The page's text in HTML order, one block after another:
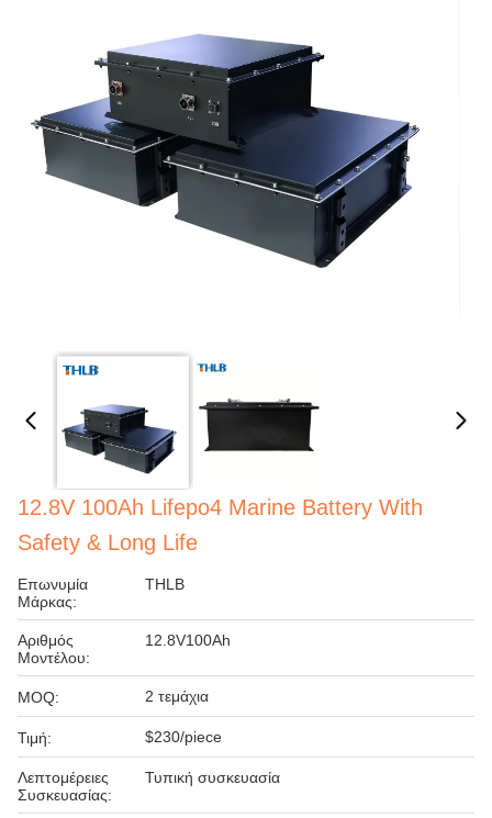
12.8V 100Ah Lifepo4 Marine Battery With
Safety & Long Life
Επωνυμία
Μάρκας:
THLB
Αριθμός
Μοντέλου:
12.8V100Ah
MOQ: 2 τεμάχια
Τιμή: $230/piece
Λεπτομέρειες
Συσκευασίας:
Τυπική συσκευασία